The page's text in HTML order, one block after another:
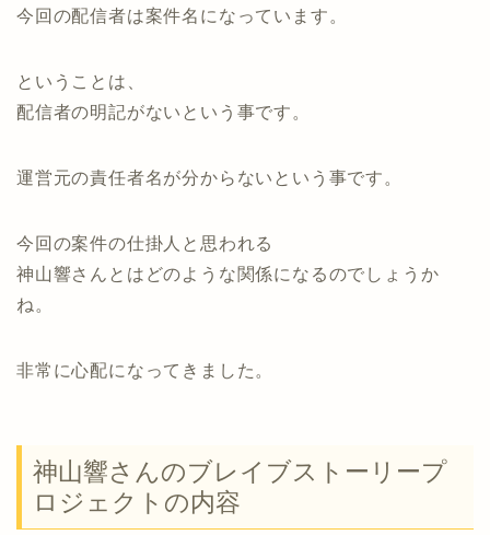
今回の配信者は案件名になっています。
ということは、
配信者の明記がないという事です。
運営元の責任者名が分からないという事です。
今回の案件の仕掛人と思われる
神山響さんとはどのような関係になるのでしょうか
ね。
非常に心配になってきました。
神山響さんのブレイブストーリープ
ロジェクトの内容